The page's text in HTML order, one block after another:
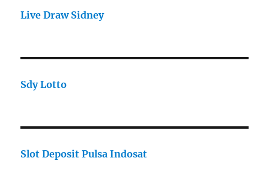
Live Draw Sidney
Sdy Lotto
Slot Deposit Pulsa Indosat